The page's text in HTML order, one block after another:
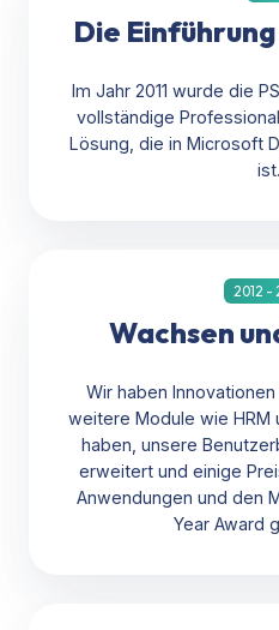
Die
Im Jahr 2011 wurde die
vollständige
Lösung, die in Microsoft
ist.
2012 -
Wachsen
Wir haben
weitere Module wie HRM
haben, unsere
erweitert und einige
Anwendungen und den
Year Award